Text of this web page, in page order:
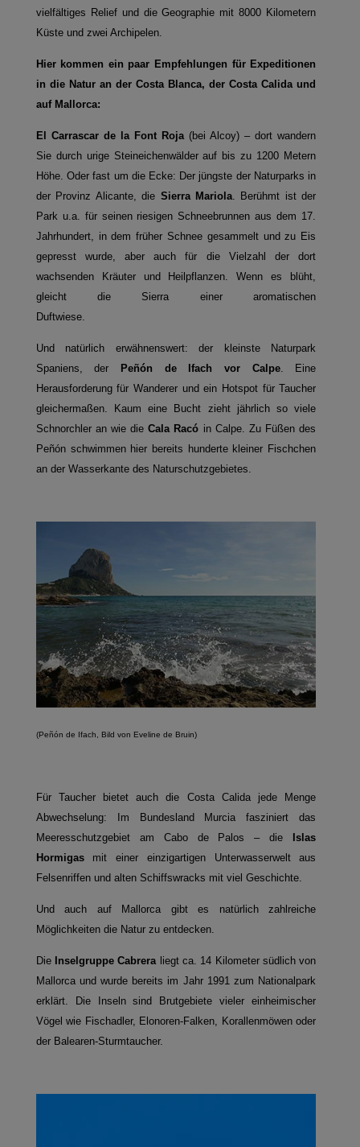
vielfältiges Relief und die Geographie mit 8000 Kilometern
Küste und zwei Archipelen.
Hier kommen ein paar Empfehlungen für Expeditionen
in die Natur an der Costa Blanca, der Costa Calida und
auf Mallorca:
El Carrascar de la Font Roja (bei Alcoy) – dort wandern
Sie durch urige Steineichenwälder auf bis zu 1200 Metern
Höhe. Oder fast um die Ecke: Der jüngste der Naturparks in
der Provinz Alicante, die Sierra Mariola. Berühmt ist der
Park u.a. für seinen riesigen Schneebrunnen aus dem 17.
Jahrhundert, in dem früher Schnee gesammelt und zu Eis
gepresst wurde, aber auch für die Vielzahl der dort
wachsenden Kräuter und Heilpflanzen. Wenn es blüht,
gleicht die Sierra einer aromatischen
Duftwiese.
Und natürlich erwähnenswert: der kleinste Naturpark
Spaniens, der Peñón de Ifach vor Calpe. Eine
Herausforderung für Wanderer und ein Hotspot für Taucher
gleichermaßen. Kaum eine Bucht zieht jährlich so viele
Schnorchler an wie dieCala Racó in Calpe. Zu Füßen des
Peñón schwimmen hier bereits hunderte kleiner Fischchen
an der Wasserkante des Naturschutzgebietes.
(Peñón de Ifach, Bild von Eveline de Bruin)
Für Taucher bietet auch die Costa Calida jede Menge
Abwechselung: Im Bundesland Murcia fasziniert das
Meeresschutzgebiet am Cabo de Palos – die Islas
Hormigasmit einer einzigartigen Unterwasserwelt aus
Felsenriffen und alten Schiffswracks mit viel Geschichte.
Und auch auf Mallorca gibt es natürlich zahlreiche
Möglichkeiten die Natur zu entdecken.
Die Inselgruppe Cabrera liegt ca. 14 Kilometer südlich von
Mallorca und wurde bereits im Jahr 1991 zum Nationalpark
erklärt. Die Inseln sind Brutgebiete vieler einheimischer
Vögel wie Fischadler, Elonoren-Falken, Korallenmöwen oder
der Balearen-Sturmtaucher.